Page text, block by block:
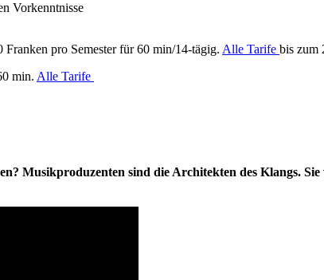
Vorkenntnisse
pro Semester für 60 min/14-tägig. Alle Tarife bis zum
min. Alle Tarife
Musikproduzenten sind die Architekten des Klangs.